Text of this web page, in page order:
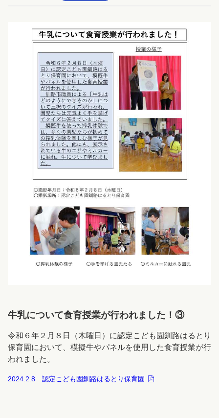
牛乳について食育授業が行われました！③
令和６年２月８日（木曜日）に認定こども園釧路はるとり
保育園において、模擬牛やパネルを使用した食育授業が行
われました。
2024.2.8 認定こども園釧路はるとり保育園